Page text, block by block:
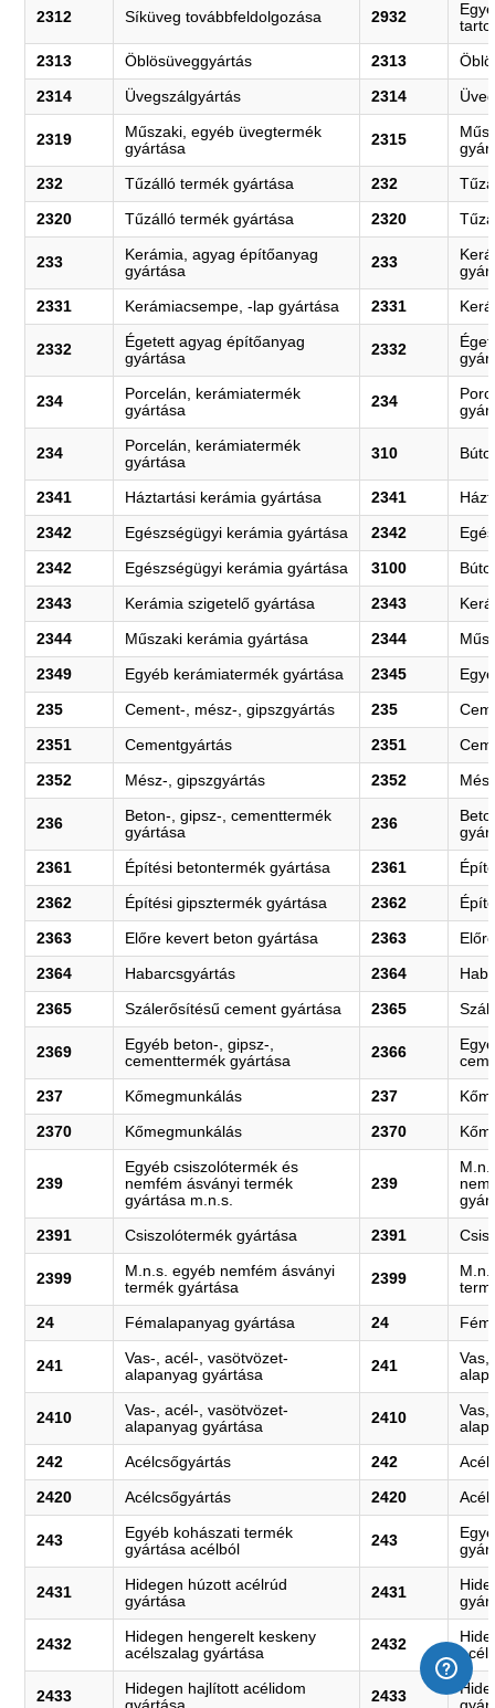
2312 Síküveg továbbfeldolgozása 2932
2313 Öblösüveggyártás 2313
2314 Üvegszálgyártás 2314
2319
Műszaki, egyéb üvegtermék
gyártása
2315
232 Tűzálló termék gyártása 232
2320 Tűzálló termék gyártása 2320
233
Kerámia, agyag építőanyag
gyártása
233
2331 Kerámiacsempe, -lap gyártása 2331
2332
Égetett agyag építőanyag
gyártása
2332
234
Porcelán, kerámiatermék
gyártása
234
234
Porcelán, kerámiatermék
gyártása
310
2341 Háztartási kerámia gyártása 2341
2342 Egészségügyi kerámia gyártása 2342
2342 Egészségügyi kerámia gyártása 3100
2343 Kerámia szigetelő gyártása 2343
2344 Műszaki kerámia gyártása 2344
2349 Egyéb kerámiatermék gyártása 2345
235 Cement-, mész-, gipszgyártás 235
2351 Cementgyártás 2351
2352 Mész-, gipszgyártás 2352
236
Beton-, gipsz-, cementtermék
gyártása
236
2361 Építési betontermék gyártása 2361
2362 Építési gipsztermék gyártása 2362
2363 Előre kevert beton gyártása 2363
2364 Habarcsgyártás 2364
2365 Szálerősítésű cement gyártása 2365
2369
Egyéb beton-, gipsz-,
cementtermék gyártása
2366
237 Kőmegmunkálás 237
2370 Kőmegmunkálás 2370
239
Egyéb csiszolótermék és
nemfém ásványi termék
gyártása m.n.s.
239
2391 Csiszolótermék gyártása 2391
2399
M.n.s. egyéb nemfém ásványi
termék gyártása
2399
24 Fémalapanyag gyártása 24
241
Vas-, acél-, vasötvözet-
alapanyag gyártása
241
Vas,
2410
Vas-, acél-, vasötvözet-
alapanyag gyártása
2410
Vas,
242 Acélcsőgyártás 242
2420 Acélcsőgyártás 2420
243
Egyéb kohászati termék
gyártása acélból
243
2431
Hidegen húzott acélrúd
gyártása
2431
2432
Hidegen hengerelt keskeny
acélszalag gyártása
2432
2433
Hidegen hajlított acélidom
2433